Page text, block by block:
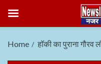
Home हॉकी का पुराना